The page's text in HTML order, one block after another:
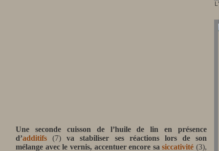
Une seconde cuisson de l’huile de lin en présence
d’additifs (7)
va stabiliser ses réactions lors de son
mélange avec le vernis, accentuer encore sa siccativité (3),